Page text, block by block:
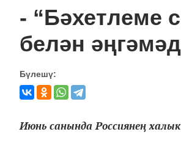
- “Бәхетлеме
белән
Бүлешү:
Июнь санында Россиянең